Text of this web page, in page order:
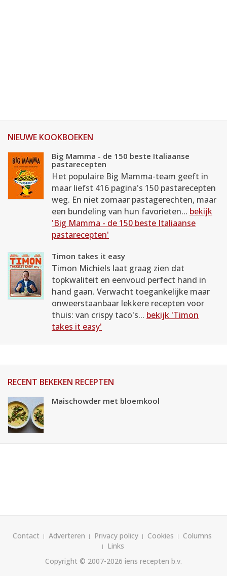
NIEUWE KOOKBOEKEN
Big Mamma - de 150 beste Italiaanse
pastarecepten
Het populaire Big Mamma-team geeft in
maar liefst 416 pagina's 150 pastarecepten
weg. En niet zomaar pastagerechten, maar
een bundeling van hun favorieten... bekijk
'Big Mamma - de 150 beste Italiaanse
pastarecepten'
Timon takes it easy
Timon Michiels laat graag zien dat
topkwaliteit en eenvoud perfect hand in
hand gaan. Verwacht toegankelijke maar
onweerstaanbaar lekkere recepten voor
thuis: van crispy taco's... bekijk 'Timon
takes it easy'
RECENT BEKEKEN RECEPTEN
Maischowder met bloemkool
Contact Adverteren Privacy policy Cookies
Columns
Links
Copyright © 2007-2026 iens recepten b.v.